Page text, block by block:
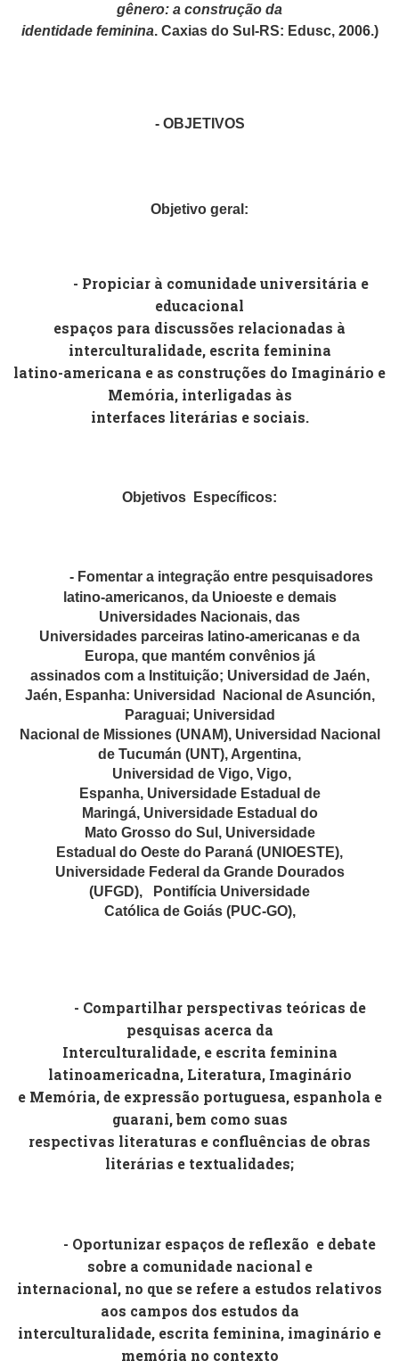
gênero: a construção da
identidade feminina. Caxias do Sul-RS: Edusc, 2006.)
- OBJETIVOS
Objetivo geral:
- Propiciar à comunidade universitária e
educacional
espaços para discussões relacionadas à
interculturalidade, escrita feminina
latino-americana e as construções do Imaginário e
Memória, interligadas às
interfaces literárias e sociais.
Objetivos Específicos:
- Fomentar a integração entre pesquisadores
latino-americanos, da Unioeste e demais
Universidades Nacionais, das
Universidades parceiras latino-americanas e da
Europa, que mantém convênios já
assinados com a Instituição; Universidad de Jaén,
Jaén, Espanha: Universidad
Nacional de Asunción,
Paraguai; Universidad
Nacional de Missiones (UNAM), Universidad Nacional
de Tucumán (UNT), Argentina,
Universidad de Vigo, Vigo,
Espanha, Universidade Estadual de
Maringá, Universidade Estadual do
Mato Grosso do Sul, Universidade
Estadual do Oeste do Paraná (UNIOESTE),
Universidade Federal da Grande Dourados
(UFGD),
Pontifícia Universidade
Católica de Goiás (PUC-GO),
- Compartilhar perspectivas teóricas de
pesquisas acerca da
Interculturalidade, e escrita feminina
latinoamericadna, Literatura, Imaginário
e Memória, de expressão portuguesa, espanhola e
guarani, bem como suas
respectivas literaturas e confluências de obras
literárias e textualidades;
- Oportunizar espaços de reflexão e debate
sobre a comunidade nacional e
internacional, no que se refere a estudos relativos
aos campos dos estudos da
interculturalidade, escrita feminina, imaginário e
memória no contexto